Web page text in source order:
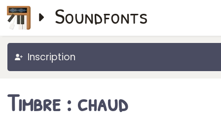
Soundfonts
Inscription
Timbre : chaud